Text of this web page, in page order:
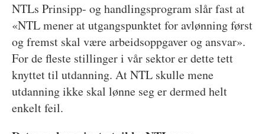
NTLs Prinsipp- og handlingsprogram slår fast at
«NTL mener at utgangspunktet for avlønning først
og fremst skal være arbeidsoppgaver og ansvar».
For de fleste stillinger i vår sektor er dette tett
knyttet til utdanning. At NTL skulle mene
utdanning ikke skal lønne seg er dermed helt
enkelt feil.